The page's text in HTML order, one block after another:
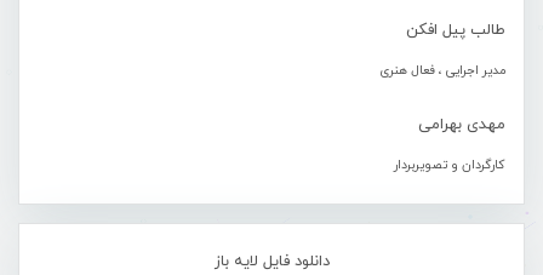
طالب پیل افکن
مدیر اجرایی ، فعال هنری
مهدی بهرامی
کارگردان و تصویربردار
دانلود فایل لایه باز